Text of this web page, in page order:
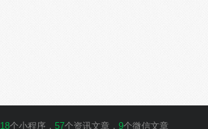
18个小程序， 57个资讯文章， 9个微信文章